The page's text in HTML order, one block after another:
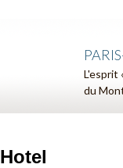
L'esprit
du
Hotel